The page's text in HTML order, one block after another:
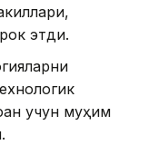
этди.
учун муҳим